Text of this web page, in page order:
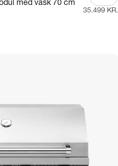
med vask 70 cm
35.499 KR.